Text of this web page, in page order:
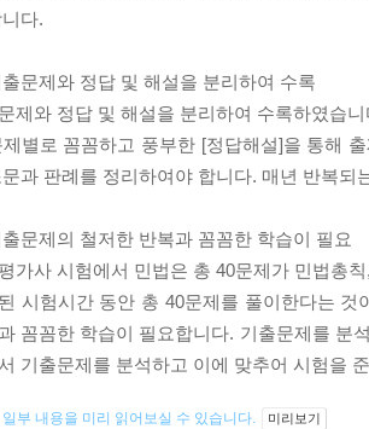
다.
문제와 정답 및 해설을 분리하여 수록
제와 정답 및 해설을 분리하여 수록하였습니
제별로 꼼꼼하고 풍부한 [정답해설]을 통해
문과 판례를 정리하여야 합니다. 매년 반복
문제의 철저한 반복과 꼼꼼한 학습이 필요
가사 시험에서 민법은 총 40문제가 민법총
시험시간 동안 총 40문제를 풀이한다는
꼼꼼한 학습이 필요합니다. 기출문제를 분
기출문제를 분석하고 이에 맞추어 시험을
일부 내용을 미리 읽어보실 수 있습니다. 미리보기